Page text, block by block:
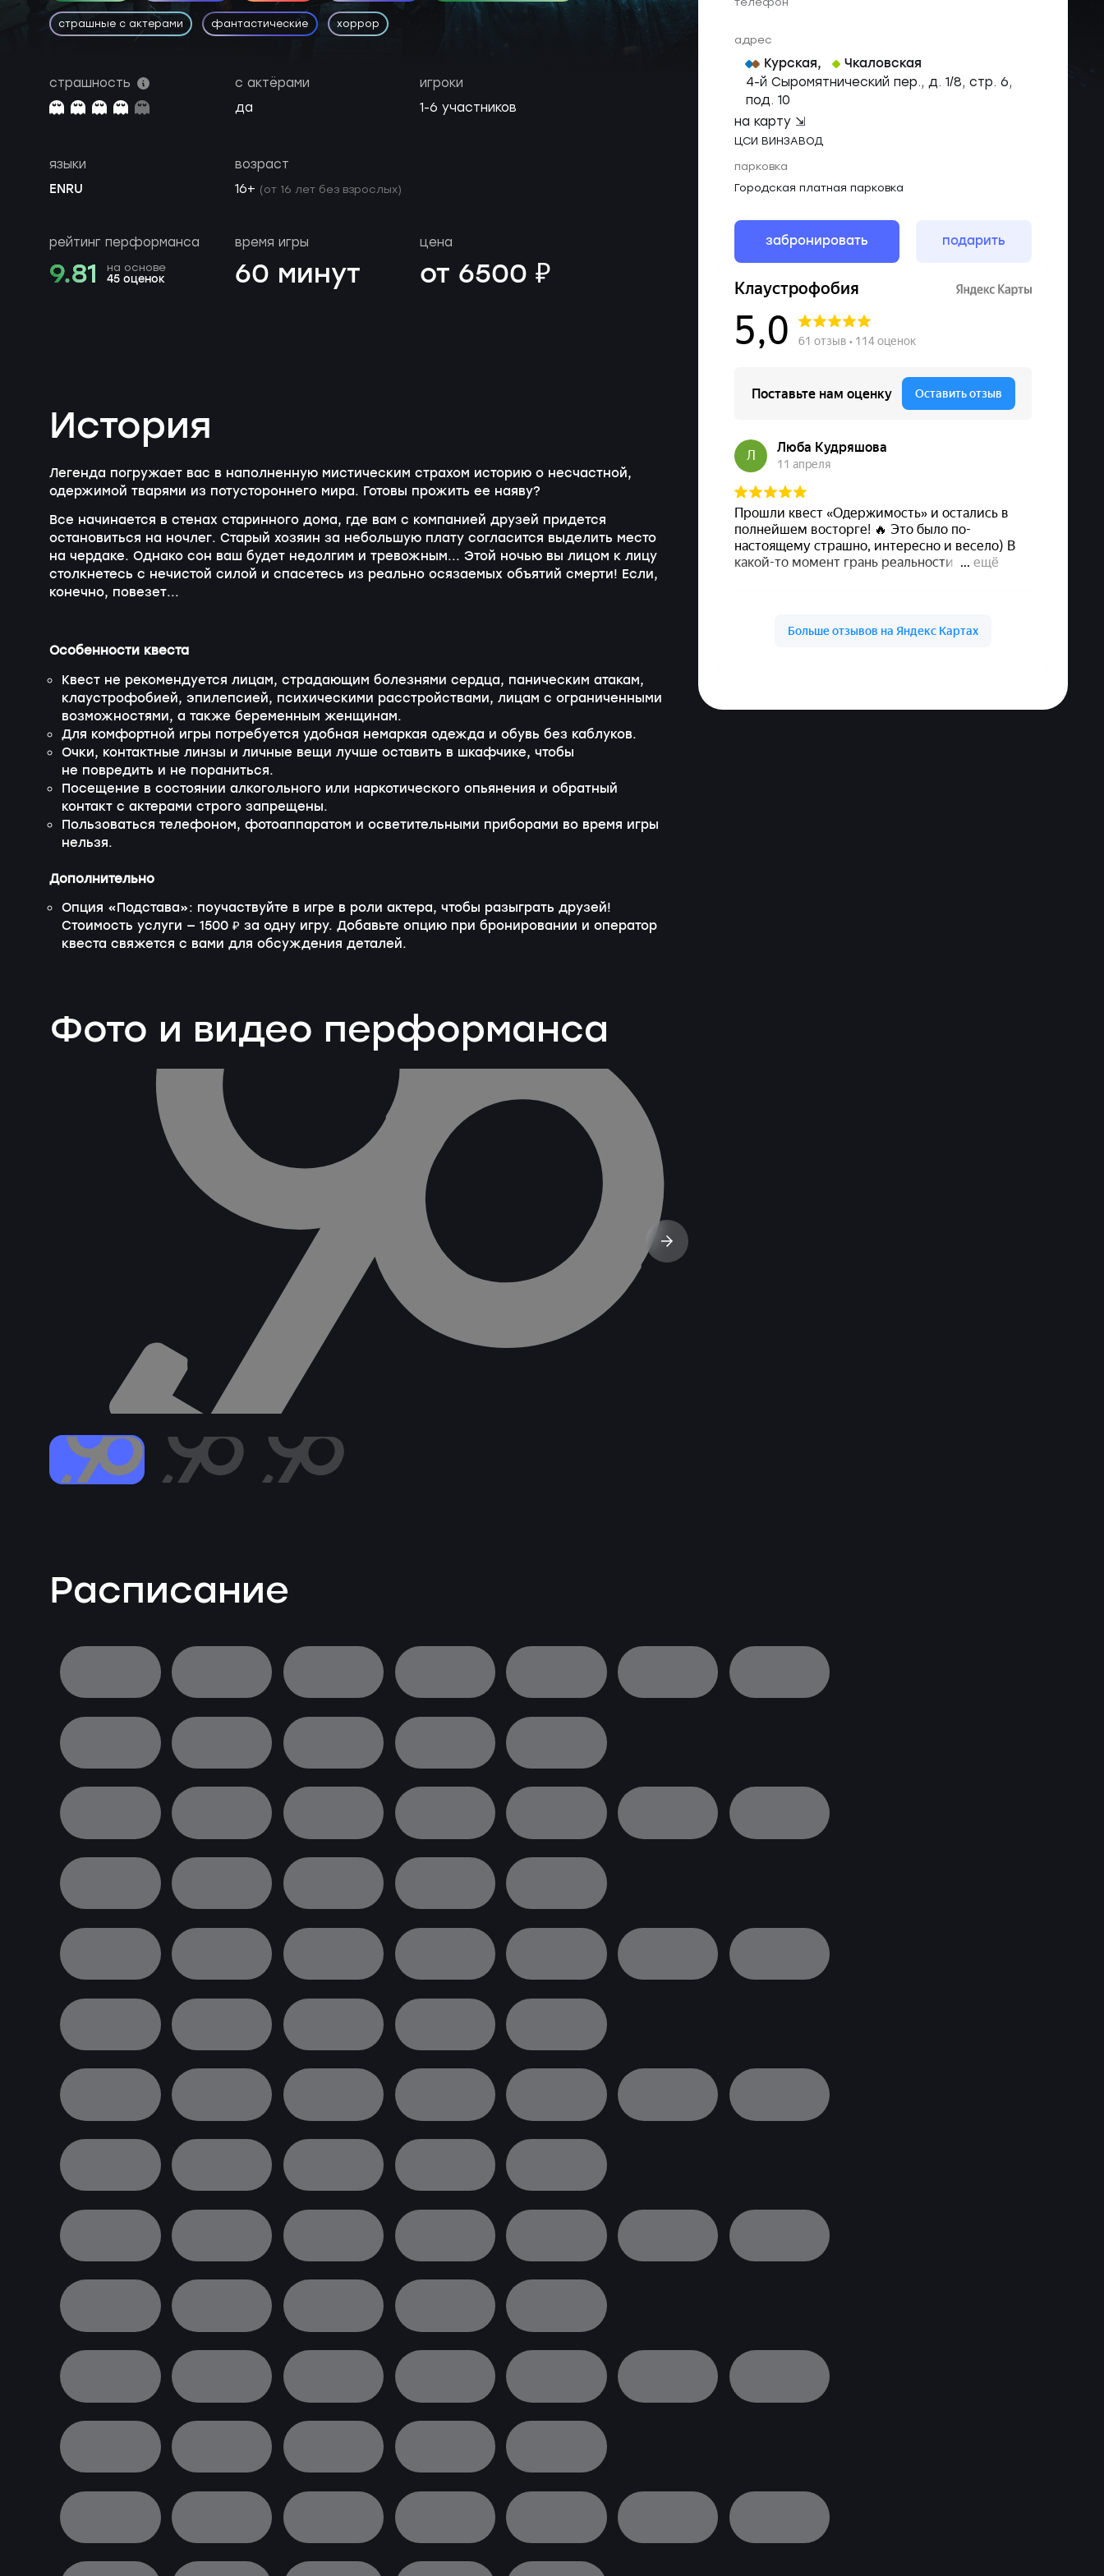
страшные с актерами фантастические хоррор
адрес
Курская, Чкаловская
4-й Сыромятнический пер., д. 1/8, стр. 6,
под. 10
на карту ⇲
ЦСИ ВИНЗАВОД
парковка
Городская платная парковка
забронировать подарить
страшность
с актёрами
да
игроки
1-6 участников
языки
ENRU
возраст
16+ (от 16 лет без взрослых)
рейтинг перформанса
9.81 на основе
45 оценок
время игры
60 минут
цена
от 6500 ₽
История
Легенда погружает вас в наполненную мистическим страхом историю о несчастной,
одержимой тварями из потустороннего мира. Готовы прожить ее наяву?
Все начинается в стенах старинного дома, где вам с компанией друзей придется
остановиться на ночлег. Старый хозяин за небольшую плату согласится выделить место
на чердаке. Однако сон ваш будет недолгим и тревожным... Этой ночью вы лицом к лицу
столкнетесь с нечистой силой и спасетесь из реально осязаемых объятий смерти! Если,
конечно, повезет...
Особенности квеста
Квест не рекомендуется лицам, страдающим болезнями сердца, паническим атакам,
клаустрофобией, эпилепсией, психическими расстройствами, лицам с ограниченными
возможностями, а также беременным женщинам.
Для комфортной игры потребуется удобная немаркая одежда и обувь без каблуков.
Очки, контактные линзы и личные вещи лучше оставить в шкафчике, чтобы
не повредить и не пораниться.
Посещение в состоянии алкогольного или наркотического опьянения и обратный
контакт с актерами строго запрещены.
Пользоваться телефоном, фотоаппаратом и осветительными приборами во время игры
нельзя.
Дополнительно
Опция «Подстава»: поучаствуйте в игре в роли актера, чтобы разыграть друзей!
Стоимость услуги — 1500 ₽ за одну игру. Добавьте опцию при бронировании и оператор
квеста свяжется с вами для обсуждения деталей.
Фото и видео перформанса
Расписание